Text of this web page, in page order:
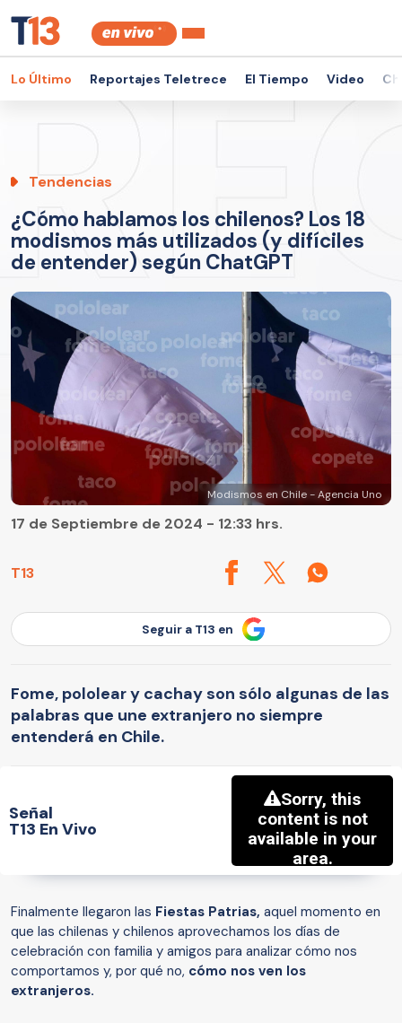
Lo Último Reportajes Teletrece El Tiempo Video
Tendencias
¿Cómo hablamos los chilenos? Los 18
modismos más utilizados (y difíciles
de entender) según ChatGPT
Modismos en Chile - Agencia Uno
T13
17 de Septiembre de 2024 - 12:33 hrs.
Seguir a T13 en
Fome, pololear y cachay son sólo algunas de las
palabras que une extranjero no siempre
entenderá en Chile.
Señal
T13 En Vivo
Finalmente llegaron las Fiestas Patrias, aquel momento en
que las chilenas y chilenos aprovechamos los días de
celebración con familia y amigos para analizar cómo nos
comportamos y, por qué no, cómo nos ven los
extranjeros.